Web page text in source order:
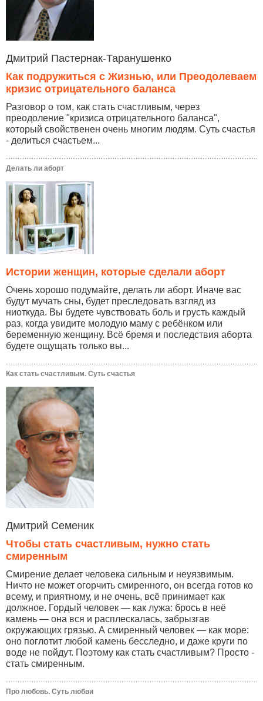
Дмитрий Пастернак-Таранушенко
Как подружиться с Жизнью, или Преодолеваем
кризис отрицательного баланса
Разговор о том, как стать счастливым, через
преодоление "кризиса отрицательного баланса",
который свойственен очень многим людям. Суть счастья
- делиться счастьем...
Делать ли аборт
Истории женщин, которые сделали аборт
Очень хорошо подумайте, делать ли аборт. Иначе вас
будут мучать сны, будет преследовать взгляд из
ниоткуда. Вы будете чувствовать боль и грусть каждый
раз, когда увидите молодую маму с ребёнком или
беременную женщину. Всё бремя и последствия аборта
будете ощущать только вы...
Как стать счастливым. Суть счастья
Дмитрий Семеник
Чтобы стать счастливым, нужно стать
смиренным
Смирение делает человека сильным и неуязвимым.
Ничто не может огорчить смиренного, он всегда готов ко
всему, и приятному, и не очень, всё принимает как
должное. Гордый человек — как лужа: брось в неё
камень — она вся и расплескалась, забрызгав
окружающих грязью. А смиренный человек — как море:
оно поглотит любой камень бесследно, и даже круги по
воде не пойдут. Поэтому как стать счастливым? Просто -
стать смиренным.
Про любовь. Суть любви